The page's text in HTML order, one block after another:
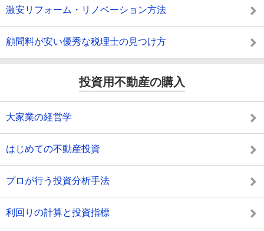
激安リフォーム・リノベーション方法
顧問料が安い優秀な税理士の見つけ方
投資用不動産の購入
大家業の経営学
はじめての不動産投資
プロが行う投資分析手法
利回りの計算と投資指標